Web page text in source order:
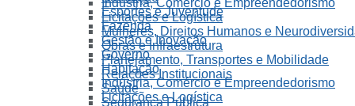
Indústria, Comércio e Empreendedorismo
Licitações e Logística
Mulheres, Direitos Humanos e
Obras e Infraestrutura
Planejamento, Transportes e Mobilidade
Relações Institucionais
Saúde
Segurança Pública
Esportes e Juventude
Fazenda
Gestão e Inovação
Governo
Habitação
Indústria, Comércio e Empreendedorismo
Licitações e Logística